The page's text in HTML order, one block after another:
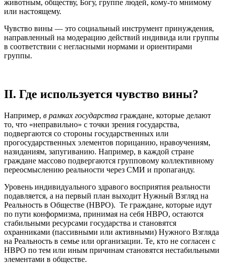
животным, обществу, Богу, группе людей, кому-то мнимому
или настоящему.
Чувство вины — это социальный инструмент принуждения,
направленный на модерацию действий индивида или группы
в соответствии с негласными нормами и ориентирами
группы.
II. Где используется чувство вины?
Например, в рамках государства граждане, которые делают
то, что «неправильно» с точки зрения государства,
подвергаются со стороны государственных или
прогосударственных элементов порицанию, нравоучениям,
назиданиям, запугиванию. Например, в каждой стране
граждане массово подвергаются групповому коллективному
переосмыслению реальности через СМИ и пропаганду.
Уровень индивидуального здравого восприятия реальности
подавляется, а на первый план выходит Нужный Взгляд на
Реальность в Обществе (НВРО). Те граждане, которые идут
по пути конформизма, принимая на себя НВРО, остаются
стабильными ресурсами государства и становятся
охранниками (пассивными или активными) Нужного Взгляда
на Реальность в семье или организации. Те, кто не согласен с
НВРО по тем или иным причинам становятся нестабильными
элементами в обществе.